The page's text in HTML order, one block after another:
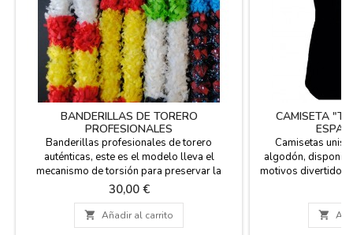
BANDERILLAS DE TORERO
PROFESIONALES
Banderillas profesionales de torero
auténticas, este es el modelo lleva el
mecanismo de torsión para preservar la
seguridad de los toreros. Miden 65 cm de
largo y el arponcillo mide 65 mm. Se venden
por pares. Hechas artesanalmente en España.
Son útiles para entrenar o decorar.
Precio
30,00 €
 Añadir al carrito
CAMISETA
Camisetas
algodón,
motivos divertidos
